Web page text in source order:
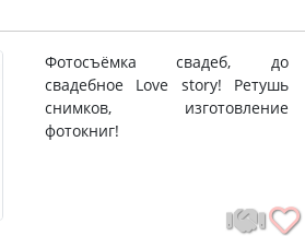
Фотосъёмка свадеб, до
свадебное Love story! Ретушь
снимков, изготовление
фотокниг!